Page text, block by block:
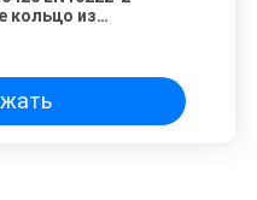
кольцо из